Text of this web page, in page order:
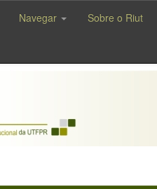
Navegar Sobre o Riut